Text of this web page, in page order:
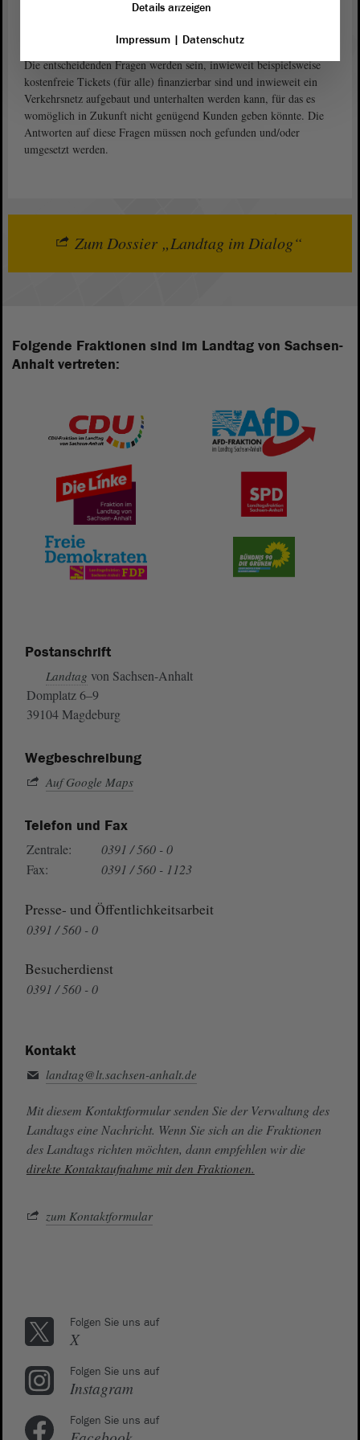
Sachsen-Anhalt, aber auch in Deutschland insgesamt, gibt es viele.
Die entscheidenden Fragen werden sein, inwieweit beispielsweise
kostenfreie Tickets (für alle) finanzierbar sind und inwieweit ein
Verkehrsnetz aufgebaut und unterhalten werden kann, für das es
womöglich in Zukunft nicht genügend Kunden geben könnte. Die
Antworten auf diese Fragen müssen noch gefunden und/oder
umgesetzt werden.
Zum Dossier „Landtag im Dialog“
Folgende Fraktionen sind im Landtag von Sachsen-
Anhalt vertreten:
Postanschrift
Landtag von Sachsen-Anhalt
Domplatz 6–9
39104 Magdeburg
Wegbeschreibung
Auf Google Maps
Telefon und Fax
Zentrale:
0391 / 560 - 0
Fax:
0391 / 560 - 1123
Presse- und Öffentlichkeitsarbeit
0391 / 560 - 0
Besucherdienst
0391 / 560 - 0
Kontakt
landtag@lt.sachsen-anhalt.de
Mit diesem Kontaktformular senden Sie der Verwaltung des
Landtags eine Nachricht. Wenn Sie sich an die Fraktionen
des Landtags richten möchten, dann empfehlen wir die
direkte Kontaktaufnahme mit den Fraktionen.
zum Kontaktformular
Folgen Sie uns auf
X
Folgen Sie uns auf
Instagram
Folgen Sie uns auf
Details anzeigen
Impressum| Datenschutz